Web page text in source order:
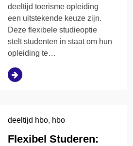
deeltijd toerisme opleiding
een uitstekende keuze zijn.
Deze flexibele studieoptie
stelt studenten in staat om hun
opleiding te…
deeltijd hbo, hbo
Flexibel Studeren: